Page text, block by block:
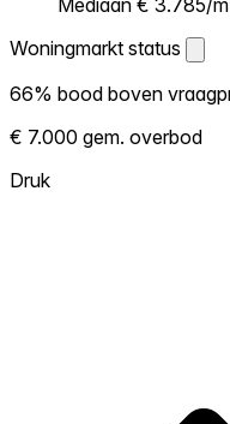
Woningmarkt status
Woningmarkt status
Laat zien hoe competitief
Hoe meer woningen
verkopen, hoe heter.
66% bood boven
€ 7.000 gem. overbod
Druk